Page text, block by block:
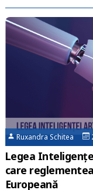
Ruxandra Schitea
Legea
care
Europeană